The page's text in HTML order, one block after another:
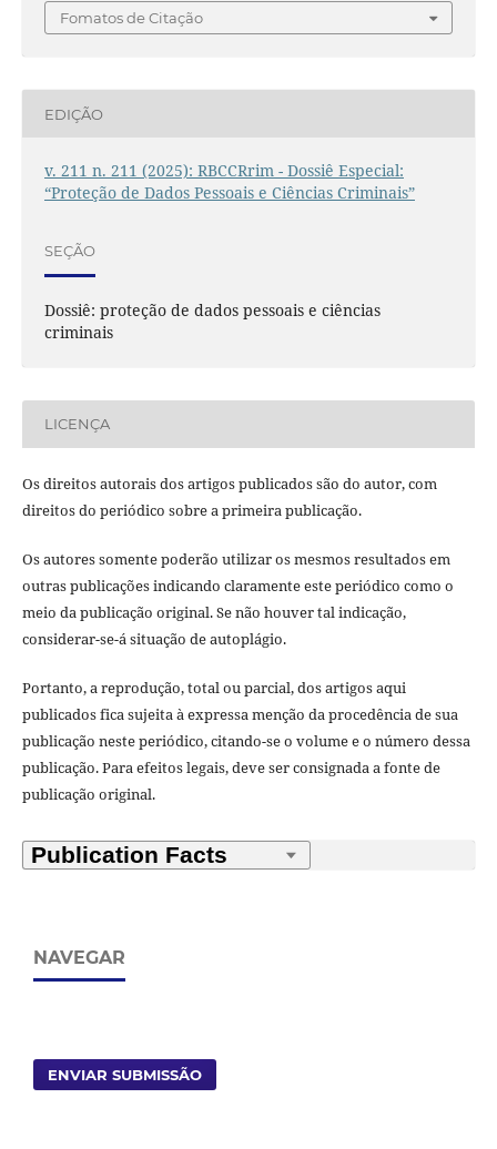
Fomatos de Citação
EDIÇÃO
v. 211 n. 211 (2025): RBCCRrim - Dossiê Especial:
“Proteção de Dados Pessoais e Ciências Criminais”
SEÇÃO
Dossiê: proteção de dados pessoais e ciências
criminais
LICENÇA
Os direitos autorais dos artigos publicados são do autor, com
direitos do periódico sobre a primeira publicação.
Os autores somente poderão utilizar os mesmos resultados em
outras publicações indicando claramente este periódico como o
meio da publicação original. Se não houver tal indicação,
considerar-se-á situação de autoplágio.
Portanto, a reprodução, total ou parcial, dos artigos aqui
publicados fica sujeita à expressa menção da procedência de sua
publicação neste periódico, citando-se o volume e o número dessa
publicação. Para efeitos legais, deve ser consignada a fonte de
publicação original.
NAVEGAR
ENVIAR SUBMISSÃO